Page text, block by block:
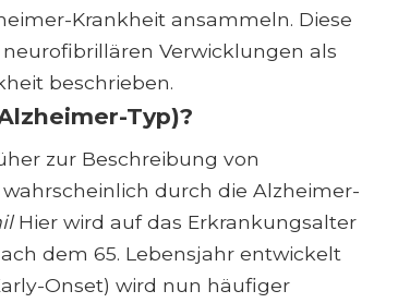
Krankheit ansammeln. Diese
Verwicklungen als
beschrieben.
Typ)?
zur Beschreibung von
durch die Alzheimer-
Hier wird auf das Erkrankungsalter
dem 65. Lebensjahr entwickelt
Onset) wird nun häufiger